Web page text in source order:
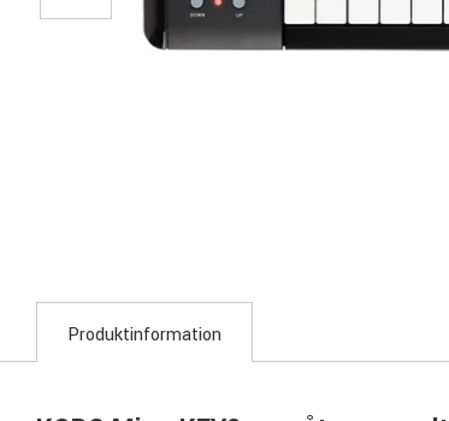
Produktinformation